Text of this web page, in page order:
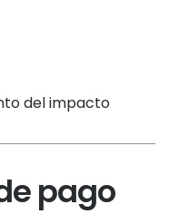
del impacto
pago